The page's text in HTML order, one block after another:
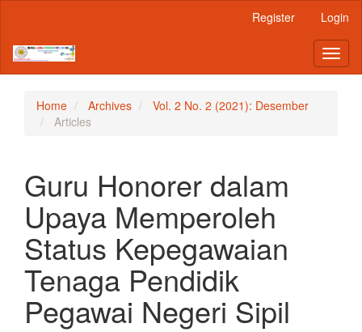
Content
Sidebar
Register Login
Home Archives
Vol. 2 No. 2 (2021): Desember
Articles
Guru Honorer dalam
Upaya Memperoleh
Status Kepegawaian
Tenaga Pendidik
Pegawai Negeri Sipil